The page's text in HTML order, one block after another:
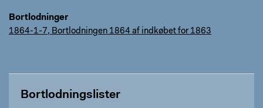
Bortlodninger
1864-1-7, Bortlodningen 1864 af indkøbet for 1863
Bortlodningslister